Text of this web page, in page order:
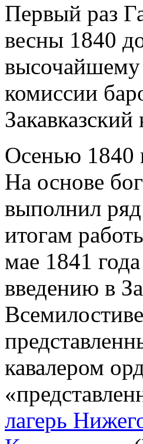
Первый раз
весны 1840
высочайшему
комиссии
Закавказский
Осенью 1840
На основе
выполнил
итогам
мае 1841
введению в
кавалером
лагерь